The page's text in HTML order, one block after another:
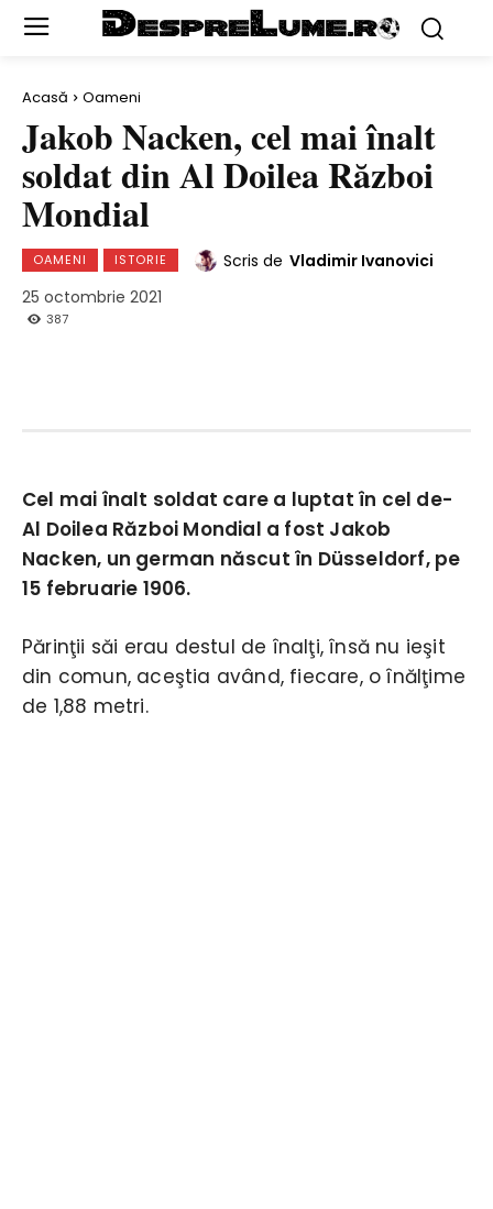
Acasă Oameni
Jakob Nacken, cel mai înalt
soldat din Al Doilea Război
Mondial
OAMENI ISTORIE Scris de Vladimir Ivanovici
25 octombrie 2021
387
Cel mai înalt soldat care a luptat în cel de-
Al Doilea Război Mondial a fost Jakob
Nacken, un german născut în Düsseldorf, pe
15 februarie 1906.
Părinţii săi erau destul de înalţi, însă nu ieşit
din comun, aceştia având, fiecare, o înălţime
de 1,88 metri.